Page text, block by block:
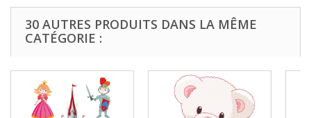
30 AUTRES PRODUITS DANS LA MÊME
CATÉGORIE :